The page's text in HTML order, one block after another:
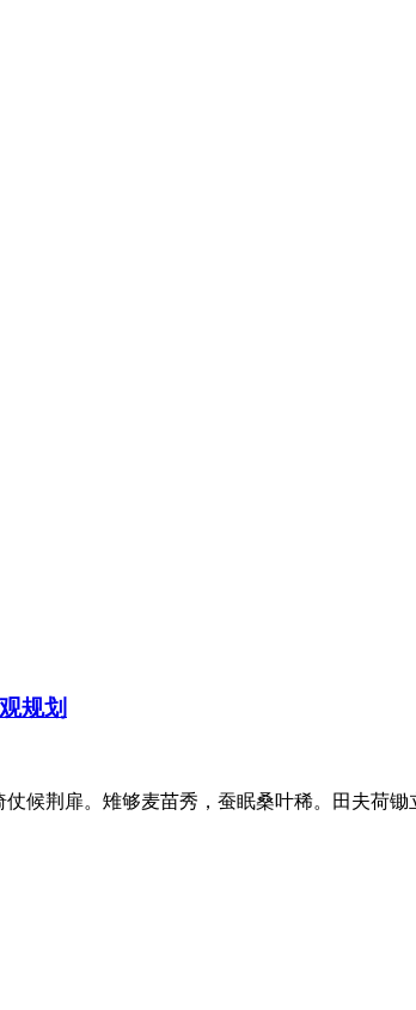
规划
候荆扉。雉够麦苗秀，蚕眠桑叶稀。田夫荷